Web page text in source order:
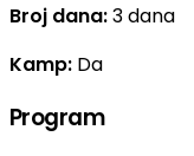
Broj dana:3 dana
Kamp: Da
Program